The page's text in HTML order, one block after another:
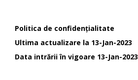
Politica de confidențialitate
Ultima actualizare la 13-Jan-2023
Data intrării în vigoare 13-Jan-2023